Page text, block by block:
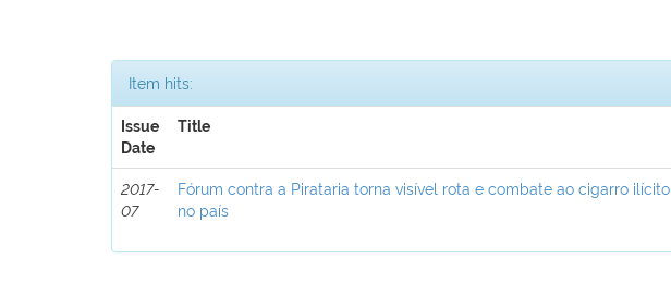
Item hits:
Issue
Date
Title
2017-
07
Fórum contra a Pirataria torna visível rota e combate ao cigarro ilícito
no país